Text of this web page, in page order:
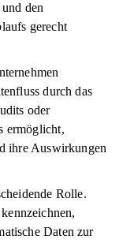
den
gerecht
durch das
oder
ermöglicht,
ihre Auswirkungen
Rolle.
Daten zur